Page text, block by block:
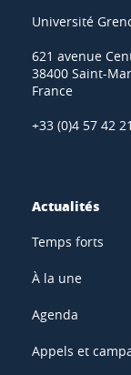
Université
621 avenue
38400 Saint-
France
+33 (0)4 57 42
Actualités
Temps forts
À la une
Agenda
Appels et